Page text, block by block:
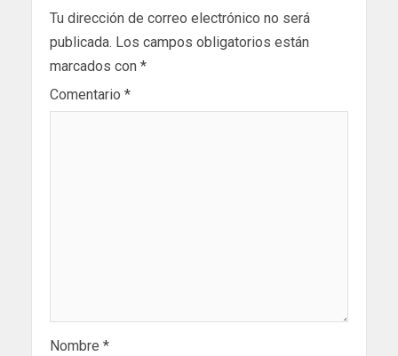
Tu dirección de correo electrónico no será
publicada. Los campos obligatorios están
marcados con *
Comentario *
Nombre *